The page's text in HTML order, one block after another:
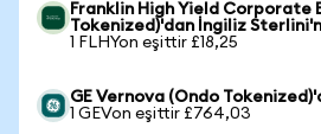
Franklin High Yield Corporate
Tokenized)'dan İngiliz
1 FLHYon eşittir £18,25
GE Vernova (Ondo
1 GEVon eşittir £764,03